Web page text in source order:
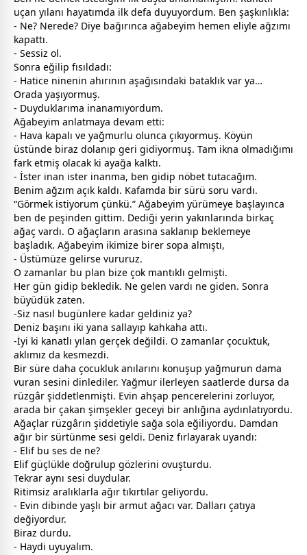
uçan yılanı hayatımda ilk defa duyuyordum. Ben şaşkınlıkla:
- Ne? Nerede? Diye bağırınca ağabeyim hemen eliyle ağzımı
kapattı.
- Sessiz ol.
Sonra eğilip fısıldadı:
- Hatice ninenin ahırının aşağısındaki bataklık var ya…
Orada yaşıyormuş.
- Duyduklarıma inanamıyordum.
Ağabeyim anlatmaya devam etti:
- Hava kapalı ve yağmurlu olunca çıkıyormuş. Köyün
üstünde biraz dolanıp geri gidiyormuş. Tam ikna olmadığımı
fark etmiş olacak ki ayağa kalktı.
- İster inan ister inanma, ben gidip nöbet tutacağım.
Benim ağzım açık kaldı. Kafamda bir sürü soru vardı.
“Görmek istiyorum çünkü.” Ağabeyim yürümeye başlayınca
ben de peşinden gittim. Dediği yerin yakınlarında birkaç
ağaç vardı. O ağaçların arasına saklanıp beklemeye
başladık. Ağabeyim ikimize birer sopa almıştı,
- Üstümüze gelirse vururuz.
O zamanlar bu plan bize çok mantıklı gelmişti.
Her gün gidip bekledik. Ne gelen vardı ne giden. Sonra
büyüdük zaten.
-Siz nasıl bugünlere kadar geldiniz ya?
Deniz başını iki yana sallayıp kahkaha attı.
-İyi ki kanatlı yılan gerçek değildi. O zamanlar çocuktuk,
aklımız da kesmezdi.
Bir süre daha çocukluk anılarını konuşup yağmurun dama
vuran sesini dinlediler. Yağmur ilerleyen saatlerde dursa da
rüzgâr şiddetlenmişti. Evin ahşap pencerelerini zorluyor,
arada bir çakan şimşekler geceyi bir anlığına aydınlatıyordu.
Ağaçlar rüzgârın şiddetiyle sağa sola eğiliyordu. Damdan
ağır bir sürtünme sesi geldi. Deniz fırlayarak uyandı:
- Elif bu ses de ne?
Elif güçlükle doğrulup gözlerini ovuşturdu.
Tekrar aynı sesi duydular.
Ritimsiz aralıklarla ağır tıkırtılar geliyordu.
- Evin dibinde yaşlı bir armut ağacı var. Dalları çatıya
değiyordur.
Biraz durdu.
- Haydi uyuyalım.